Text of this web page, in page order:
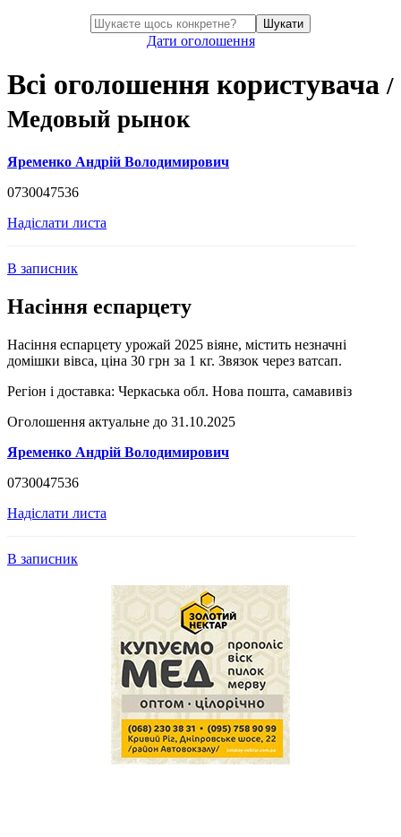
Шукати
Дати оголошення
Всі оголошення користувача/
Медовый рынок
Яременко Андрій Володимирович
0730047536
Надіслати листа
В записник
Насіння еспарцету
Насіння еспарцету урожай 2025 віяне, містить незначні
домішки вівса, ціна 30 грн за 1 кг. Звязок через ватсап.
Регіон і доставка: Черкаська обл. Нова пошта, самавивіз
Оголошення актуальне до 31.10.2025
Яременко Андрій Володимирович
0730047536
Надіслати листа
В записник